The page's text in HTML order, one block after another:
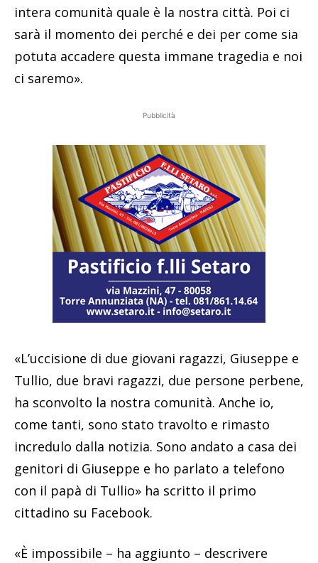
intera comunità quale è la nostra città. Poi ci
sarà il momento dei perché e dei per come sia
potuta accadere questa immane tragedia e noi
ci saremo».
Pubblicità
«L’uccisione di due giovani ragazzi, Giuseppe e
Tullio, due bravi ragazzi, due persone perbene,
ha sconvolto la nostra comunità. Anche io,
come tanti, sono stato travolto e rimasto
incredulo dalla notizia. Sono andato a casa dei
genitori di Giuseppe e ho parlato a telefono
con il papà di Tullio» ha scritto il primo
cittadino su Facebook.
«È impossibile – ha aggiunto – descrivere